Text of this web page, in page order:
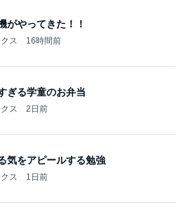
がやってきた！！
ス 16時間前
ぎる学童のお弁当
ス 2日前
気をアピールする勉強
ス 1日前